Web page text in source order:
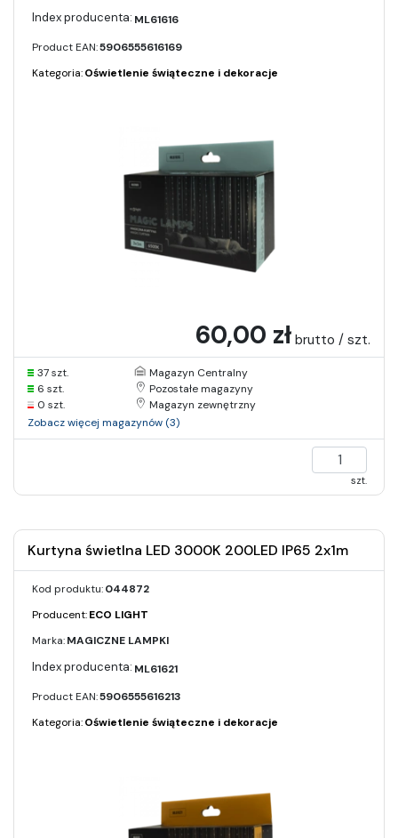
ML61616
Product EAN:5906555616169
Kategoria:Oświetlenie świąteczne i dekoracje
60,00 zł brutto / szt.
37 szt.
Magazyn Centralny
6 szt.
Pozostałe magazyny
0 szt.
Magazyn zewnętrzny
Zobacz więcej magazynów (3)
szt.
Kurtyna świetlna LED 3000K 200LED IP65 2x1m
Kod produktu:044872
Producent:ECO LIGHT
Marka:MAGICZNE LAMPKI
ML61621
Product EAN:5906555616213
Kategoria:Oświetlenie świąteczne i dekoracje